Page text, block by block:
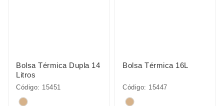
Bolsa Térmica Dupla 14
Litros
Código: 15451
Bolsa Térmica 16L
Código: 15447